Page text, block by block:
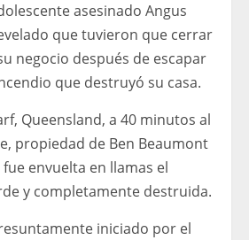
asesinado Angus
que tuvieron que cerrar
negocio después de escapar
que destruyó su casa.
Queensland, a 40 minutos al
propiedad de Ben Beaumont
envuelta en llamas el
y completamente destruida.
iniciado por el